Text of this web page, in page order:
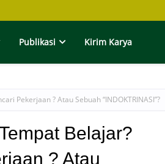
Publikasi Kirim Karya
Pekerjaan ? Atau Sebuah “INDOKTRINASI”?
Belajar?
? Atau